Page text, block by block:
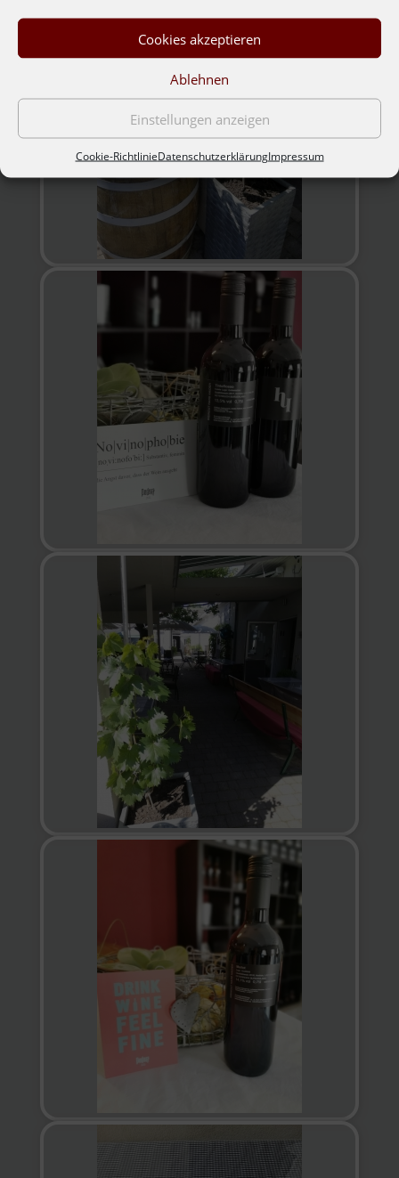
Cookies akzeptieren
Ablehnen
Einstellungen anzeigen
Cookie-RichtlinieDatenschutzerklärungImpressum